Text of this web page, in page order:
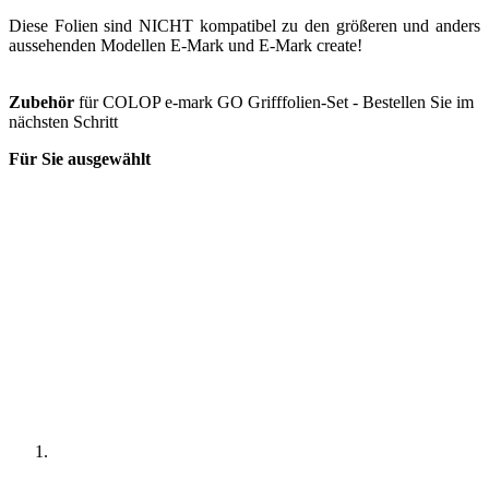
Diese Folien sind NICHT kompatibel zu den größeren und anders
aussehenden Modellen E-Mark und E-Mark create!
Zubehör für COLOP e-mark GO Grifffolien-Set - Bestellen Sie im
nächsten Schritt
Für Sie ausgewählt